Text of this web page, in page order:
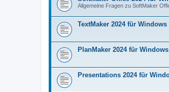
Allgemeine Fragen zu SoftMaker
TextMaker 2024 für Windows
PlanMaker 2024 für Windows
Presentations 2024 für